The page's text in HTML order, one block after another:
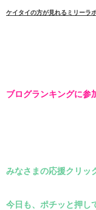
ケイタイの方が見れるミリーラ
ブログランキングに参
みなさまの応援クリッ
今日も、ポチッと押し